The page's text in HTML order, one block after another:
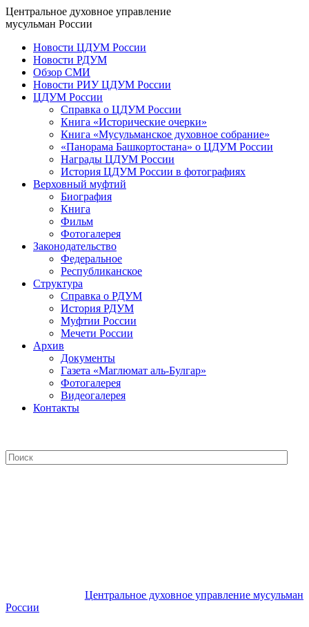
Центральное духовное управление
мусульман России
Новости ЦДУМ России
Новости РДУМ
Обзор СМИ
Новости РИУ ЦДУМ России
ЦДУМ России
Справка о ЦДУМ России
Книга «Исторические очерки»
Книга «Мусульманское духовное собрание»
«Панорама Башкортостана» о ЦДУМ России
Награды ЦДУМ России
История ЦДУМ России в фотографиях
Верховный муфтий
Биография
Книга
Фильм
Фотогалерея
Законодательство
Федеральное
Республиканское
Структура
Справка о РДУМ
История РДУМ
Муфтии России
Мечети России
Архив
Документы
Газета «Маглюмат аль-Булгар»
Фотогалерея
Видеогалерея
Контакты
Центральное духовное управление мусульман
России